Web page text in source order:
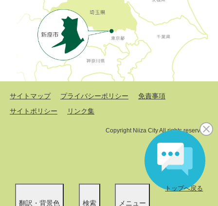
翻訳・背景色 検索 メニュー
トップへ戻る
サイトマップ プライバシーポリシー
免責事項
サイトポリシー
リンク集
Copyright Niiza City All rights reserved.